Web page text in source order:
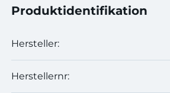
Produktidentifikation
Hersteller:
Herstellernr: